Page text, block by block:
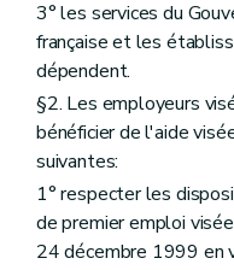
Art.50 bis
Art. 51
Art.
Art. 52
3° les services du
française et les
dépendent.
§2. Les employeurs
bénéficier de l'aide
suivantes:
1° respecter les
de premier emploi
24 décembre 1999 en